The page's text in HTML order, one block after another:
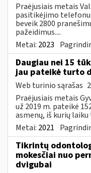
Praėjusiais metais
pasitikėjimo telefonu
beveik 2800
pažeidimus....
Metai: 2023
Daugiau nei 15
jau pateikė turto
Web turinio sąrašas
Praėjusiais metais
už 2019 m. pateikė
asmenų, iš kurių laiku
Metai: 2021
Tikrintų
mokesčiai nuo
dvigubai